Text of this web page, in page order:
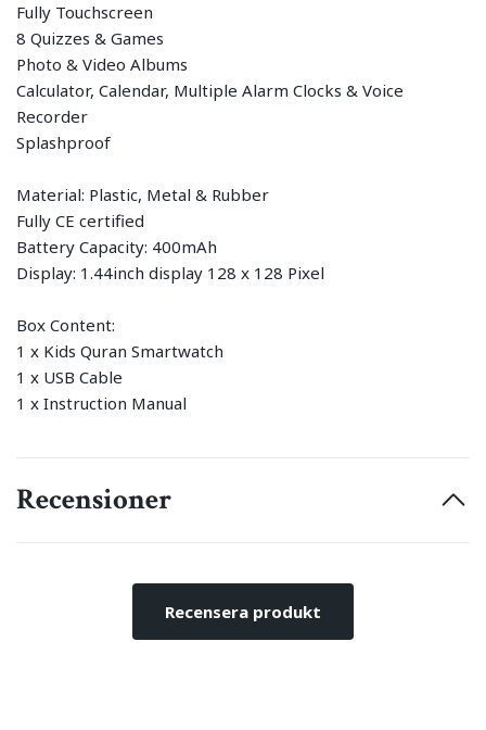
Fully Touchscreen
8 Quizzes & Games
Photo & Video Albums
Calculator, Calendar, Multiple Alarm Clocks & Voice
Recorder
Splashproof
Material: Plastic, Metal & Rubber
Fully CE certified
Battery Capacity: 400mAh
Display: 1.44inch display 128 x 128 Pixel
Box Content:
1 x Kids Quran Smartwatch
1 x USB Cable
1 x Instruction Manual
Recensioner
Recensera produkt